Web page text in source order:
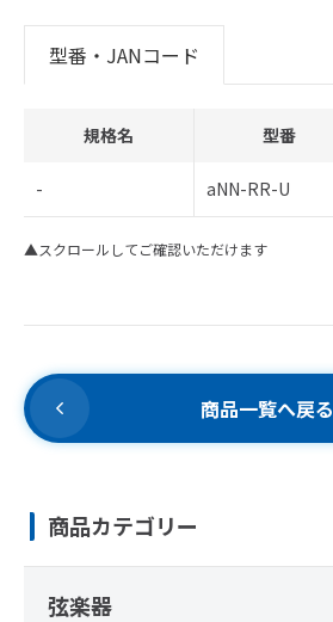
型番・JANコード
規格名 型番
- aNN-RR-U
▲スクロールしてご確認いただけます
商品一覧へ戻る
商品カテゴリー
弦楽器